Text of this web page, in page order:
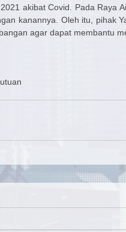
akibat Covid. Pada Raya
kanannya. Oleh itu, pihak
agar dapat membantu